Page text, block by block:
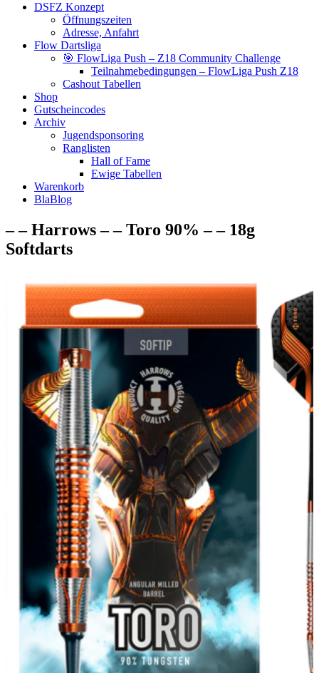
DSFZ Konzept
Öffnungszeiten
Adresse, Anfahrt
Flow Dartsliga
🎯 FlowLiga Push – Z18 Community Challenge
Teilnahmebedingungen – FlowLiga Push Z18
Cashout Tabellen
Shop
Gutscheincodes
Archiv
Jugendsponsoring
Ranglisten
Hall of Fame
Ewige Tabellen
Warenkorb
BlaBlog
– – Harrows – – Toro 90% – – 18g
Softdarts